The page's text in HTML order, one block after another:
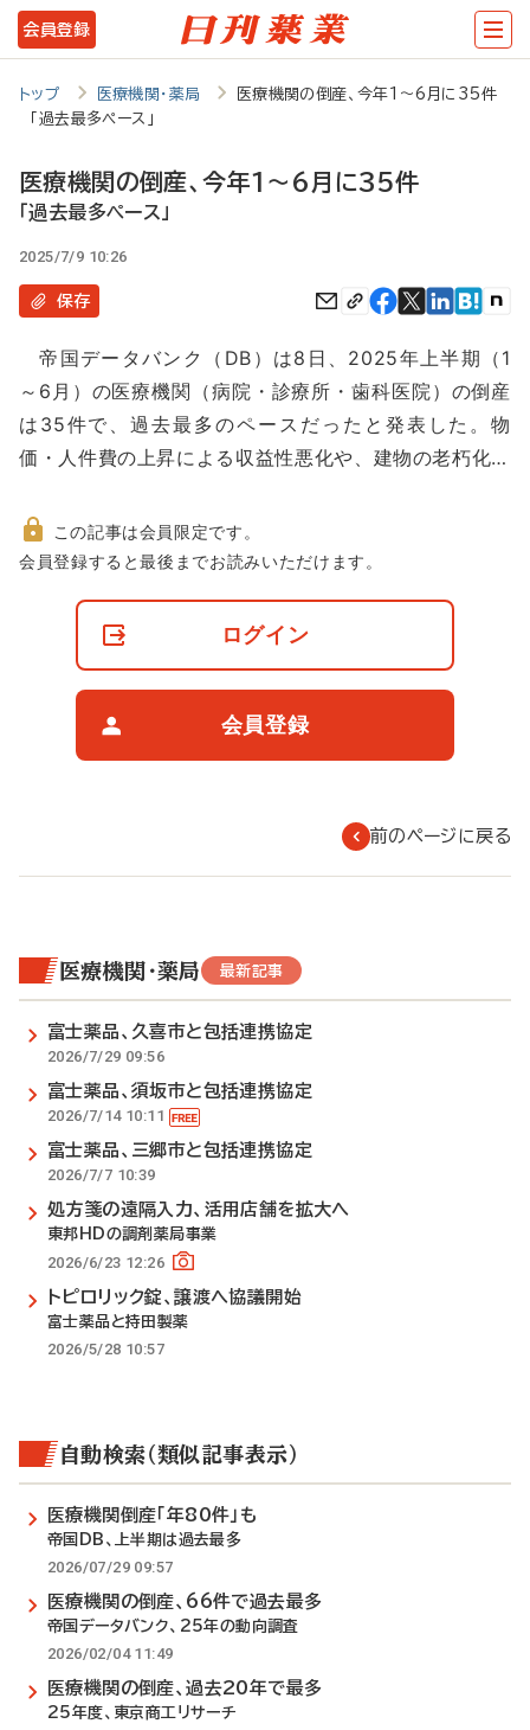
メ
イ
ツ
に
会員登録
トップ 医療機関・薬局
医療機関の倒産、今年1～6月に35件
「過去最多ペース」
医療機関の倒産、今年1～6月に35件
「過去最多ペース」
2025/7/9 10:26
保存
帝国データバンク（DB）は8日、2025年上半期（1
～6月）の医療機関（病院・診療所・歯科医院）の倒産
は35件で、過去最多のペースだったと発表した。物
価・人件費の上昇による収益性悪化や、建物の老朽化…
非
この記事は会員限定です。
会員登録すると最後までお読みいただけます。
ログイン
会員登録
前のページに戻る
医療機関・薬局 最新記事
富士薬品、久喜市と包括連携協定
2026/7/29 09:56
富士薬品、須坂市と包括連携協定
2026/7/14 10:11
富士薬品、三郷市と包括連携協定
2026/7/7 10:39
処方箋の遠隔入力、活用店舗を拡大へ
東邦HDの調剤薬局事業
2026/6/23 12:26
トピロリック錠、譲渡へ協議開始
富士薬品と持田製薬
2026/5/28 10:57
自動検索（類似記事表示）
医療機関倒産「年80件」も
帝国DB、上半期は過去最多
2026/07/29 09:57
医療機関の倒産、66件で過去最多
帝国データバンク、25年の動向調査
2026/02/04 11:49
医療機関の倒産、過去20年で最多
25年度、東京商工リサーチ